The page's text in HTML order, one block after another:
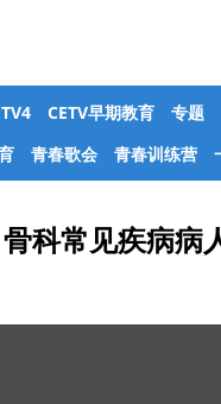
CETV早期教育 专题
青春歌会 青春训练营
科常见疾病病